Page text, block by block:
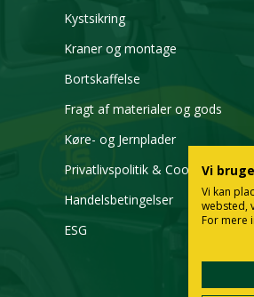
Kystsikring
Kraner og montage
Bortskaffelse
Fragt af materialer og gods
Køre- og Jernplader
Privatlivspolitik & Cookies
Handelsbetingelser
ESG
Vi
Vi kan
websted,
For mere